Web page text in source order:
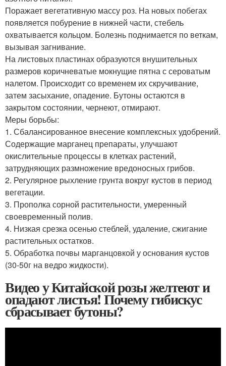
Поражает вегетативную массу роз. На новых побегах
появляется побурение в нижней части, стебель
охватывается кольцом. Болезнь поднимается по веткам,
вызывая загнивание.
На листовых пластинах образуются внушительных
размеров коричневатые мокнущие пятна с сероватым
налетом. Происходит со временем их скручивание,
затем засыхание, опадение. Бутоны остаются в
закрытом состоянии, чернеют, отмирают.
Меры борьбы:
1. Сбалансированное внесение комплексных удобрений.
Содержащие марганец препараты, улучшают
окислительные процессы в клетках растений,
затрудняющих размножение вредоносных грибов.
2. Регулярное рыхление грунта вокруг кустов в период
вегетации.
3. Прополка сорной растительности, умеренный
своевременный полив.
4. Низкая срезка осенью стеблей, удаление, сжигание
растительных остатков.
5. Обработка почвы марганцовкой у основания кустов
(30-50г на ведро жидкости).
Видео у Китайской розы желтеют и
опадают листья! Почему гибискус
сбрасывает бутоны?